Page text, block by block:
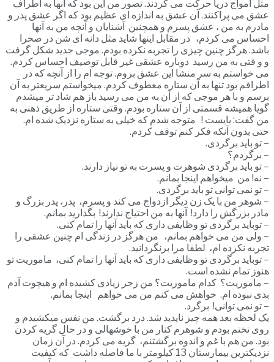
مثل امواج دریا حرکت می کردند. تصور من این بود که آنها به اطراف
عشق می پراکنند. آن عشق به اندازه ای عظیم بود که اگر عشق پدر و
مادرم به من ، عشق پسرم و همچنین آشنایان و آنچه من به آنها
احساس می کردم، در مقابل اینها شاید مثل دانه ای شن در صحرا
باشد. هرگز چنین چیزی را تجربه نکرده بودم. موجی جدید شکل گرفت
و و قتی به من رسید دوباره عشقی غیر قابل توصیف احساس کردم.
می خواستم به سر منشا این عشق بروم. توجه ام را از آنچه که در
اطرافم بود تنها به آن ستاره معطوف کردم. میخواستم سریعتر به آن
برسم و با هر موجی که از آن به من می رسید باز هم شاد تر میشدم
گویا همیشه قسمتی از آن ستاره بودم. وقتی ستاره از طریق ذهنی به
من گفت: بایست ! متوجه شدم که خیلی به ستاره نزدیک شده ام.
حتی بدون آنکه فکر کنم توقف کردم.
– تو باید برگردی.
– برگردم؟
– تو باید برگردی شوهرت و پسرت به تو نیاز دارند.
– نه! من میخواهم اینجا بمانم.
– تو نمی توانی تو باید برگردی.
– شوهر من با یک زن دیگر ازدواج می کند و پسرم، پدر، پدر بزرگ و
مادر بزرگش را دارد! آنها به من احتیاج ندارند! بگذارید بمانم.
– توباید برگردی تو وظایفی داری که باید آنها را تمام کنی.
– ولی من می خواهم بمانم، من هرگز در زندگی ام چنین عشقی را
تجربه نکرده ام، لطفا مرا برنگردانید.
– توباید برگردی تو وظایفی داری که باید آنها را تمام کنی، ماموریت تو
هنوز تمام نشده است.
– ماموریت؟ کدام ماموریت؟ من زجر زیادی کشیده ام و هیچوت آدم
بدی نبوده ام. خواهش می کنم من می خواهم اینجا بمانم.
– تو نمی توانی! برگرد.
یک لحظه بعد همه چیز ناپدید شد. درد برگشت. من نفس میکشیدم و
روی تختم بودم و شوهرم کنار من با خوشهالی و در حال گریه کردن
بود. من هم با غم و اندوه برگشتنم، گریه می کردم. در آن زمان
نزدیکترین بیمارستان 13 کیلومتر با ما فاصله داشت که کیفیت